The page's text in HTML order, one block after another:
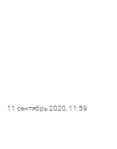
11 сентябрь 2020, 11:59